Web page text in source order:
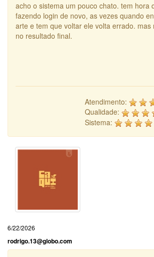
acho o sistema um pouco chato. tem hora
fazendo login de novo, as vezes quando
arte e tem que voltar ele volta errado.
no resultado final.
Atendimento:
Qualidade:
Sistema:
6/22/2026
rodrigo.13@globo.com